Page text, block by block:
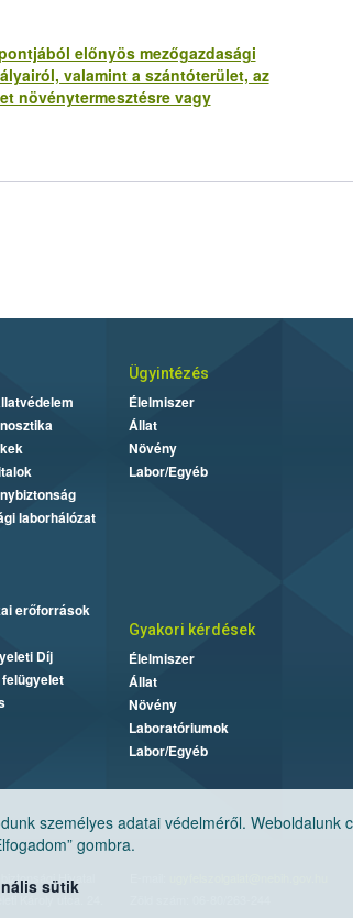
előnyös mezőgazdasági
valamint a szántóterület, az
növénytermesztésre vagy
személyes adatai védelméről. Weboldalunk
gombra.
sütik
laborhálózat
erőforrások
Díj
Ügyintézés
Élelmiszer
Állat
Növény
Labor/Egyéb
Gyakori kérdések
Élelmiszer
Állat
Növény
Laboratóriumok
Labor/Egyéb
Hivatal